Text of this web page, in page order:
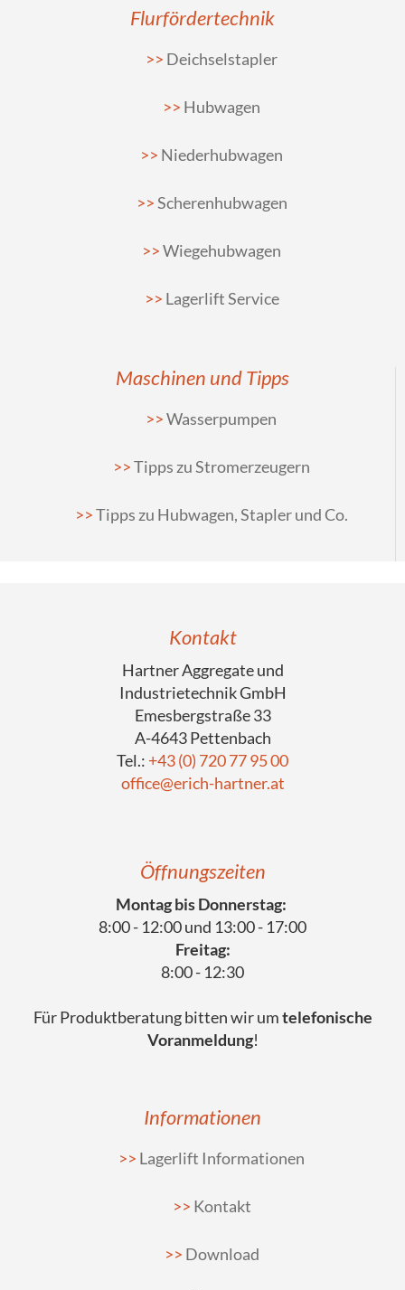
Flurfördertechnik
Deichselstapler
Hubwagen
Niederhubwagen
Scherenhubwagen
Wiegehubwagen
Lagerlift Service
Maschinen und Tipps
Wasserpumpen
Tipps zu Stromerzeugern
Tipps zu Hubwagen, Stapler und Co.
Kontakt
Hartner Aggregate und
Industrietechnik GmbH
Emesbergstraße 33
A-4643 Pettenbach
Tel.: +43 (0) 720 77 95 00
office@erich-hartner.at
Öffnungszeiten
Montag bis Donnerstag:
8:00 - 12:00 und 13:00 - 17:00
Freitag:
8:00 - 12:30
Für Produktberatung bitten wir umtelefonische
Voranmeldung!
Informationen
Lagerlift Informationen
Kontakt
Download